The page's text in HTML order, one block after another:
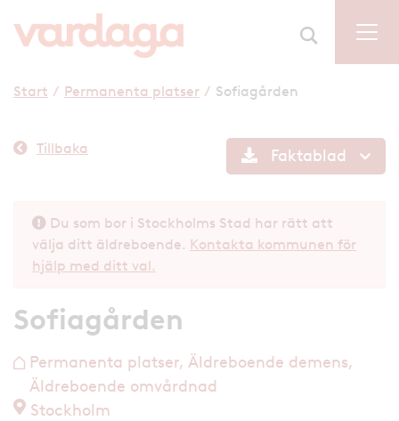
Start / Permanenta platser / Sofiagården
Tillbaka Faktablad
Du som bor i Stockholms Stad har rätt att
välja ditt äldreboende. Kontakta kommunen för
hjälp med ditt val.
Sofiagården
h Permanenta platser, Äldreboende demens,
Äldreboende omvårdnad
Stockholm